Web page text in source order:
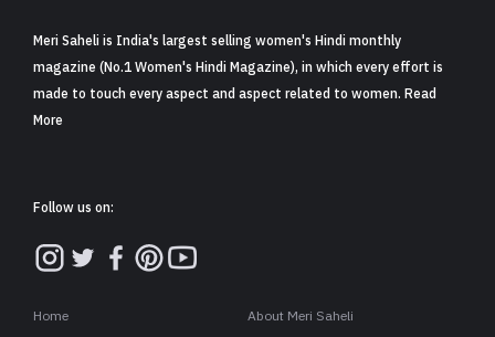
Meri Saheli is India's largest selling women's Hindi monthly
magazine (No.1 Women's Hindi Magazine), in which every effort is
made to touch every aspect and aspect related to women. Read
More
Follow us on:
Home About Meri Saheli